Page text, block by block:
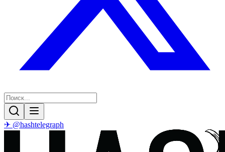
✈ @hashtelegraph